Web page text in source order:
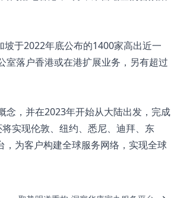
于2022年底公布的1400家高出近一
室落户香港或在港扩展业务，另有超过
念，并在2023年开始从大陆出发，完成
实现伦敦、纽约、悉尼、迪拜、东
为客户构建全球服务网络，实现全球